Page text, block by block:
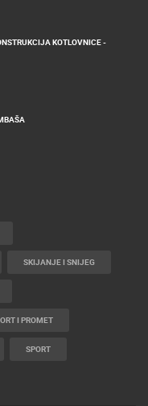
KOTLOVNICE -
SKIJANJE I SNIJEG
I PROMET
SPORT